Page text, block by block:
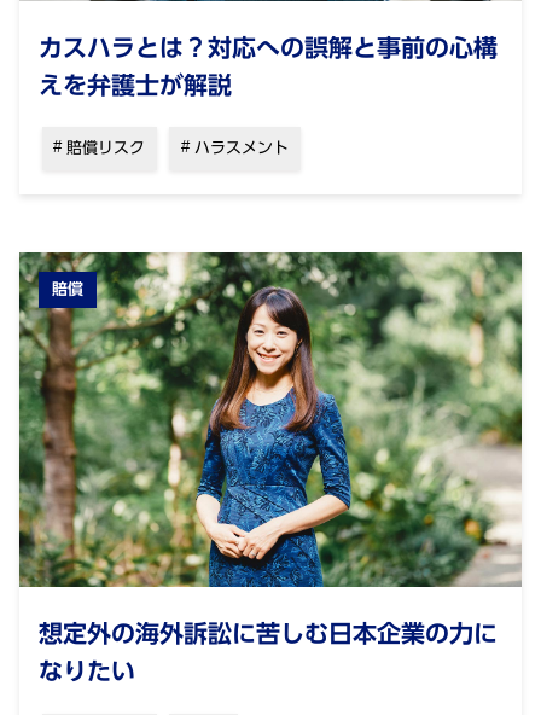
カスハラとは？対応への誤解と事前の心構
えを弁護士が解説
賠償リスク ハラスメント
賠償
想定外の海外訴訟に苦しむ日本企業の力に
なりたい